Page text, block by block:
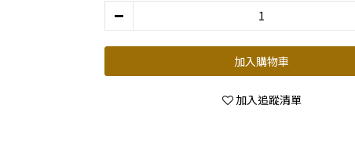
加入購物車
加入追蹤清單